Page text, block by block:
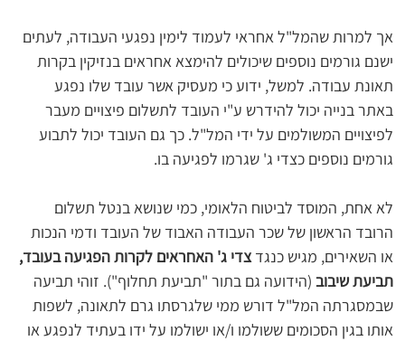
אך למרות שהמל"ל אחראי לעמוד לימין נפגעי העבודה, לעתים
ישנם גורמים נוספים שיכולים להימצא אחראים בנזיקין בקרות
תאונת עבודה. למשל, ידוע כי מעסיק אשר עובד שלו נפגע
באתר בנייה יכול להידרש ע"י העובד לתשלום פיצויים מעבר
לפיצויים המשולמים על ידי המל"ל. כך גם העובד יכול לתבוע
לא אחת, המוסד לביטוח הלאומי, כמי שנושא בנטל תשלום
הרובד הראשון של שכר העבודה האבוד של העובד ודמי הנכות
או השאירים, מגיש כנגד צדי ג' האחראים לקרות הפגיעה בעובד,
תביעת שיבוב (הידועה גם בתור "תביעת תחלוף"). זוהי תביעה
שבמסגרתה המל"ל דורש ממי שלגרסתו גרם לתאונה, לשפות
אותו בגין הסכומים ששולמו ו/או ישולמו על ידו בעתיד לנפגע או